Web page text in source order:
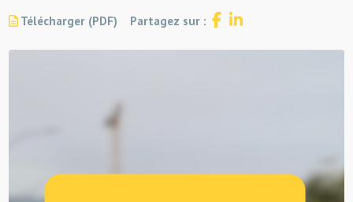
Télécharger (PDF) Partagez sur :